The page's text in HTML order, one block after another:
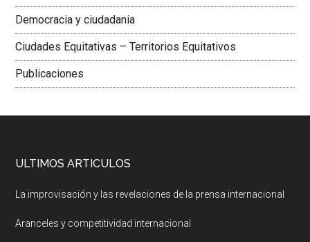
Democracia y ciudadania
Ciudades Equitativas – Territorios Equitativos
Publicaciones
ULTIMOS ARTICULOS
La improvisación y las revelaciones de la prensa internacional
Aranceles y competitividad internacional